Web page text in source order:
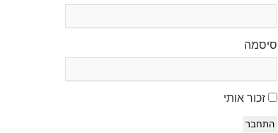
סיסמה
זכור אותי
התחבר